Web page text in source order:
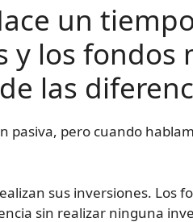
un
y los fondos
las
pasiva, pero cuando
sus inversiones. Los
sin realizar ninguna